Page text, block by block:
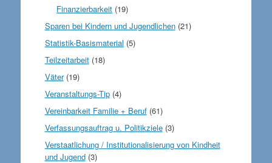
Finanzierbarkeit (19)
Sparen bei Kindern und Jugendlichen(21)
Statistik-Basismaterial (5)
Teilzeitarbeit(18)
Väter(19)
Veranstaltungs-Tip(4)
Vereinbarkeit Familie + Beruf(61)
Verfassungsauftrag u. Politikziele(3)
Verstaatlichung / Institutionalisierung von Kindheit
und Jugend(3)